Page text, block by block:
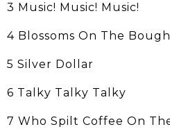
3 Music! Music! Music!
4 Blossoms On The Bough
5 Silver Dollar
6 Talky Talky Talky
7 Who Spilt Coffee On